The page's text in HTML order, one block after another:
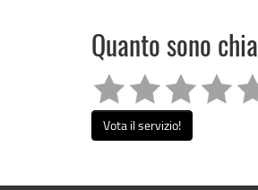
Quanto sono
Vota il servizio!